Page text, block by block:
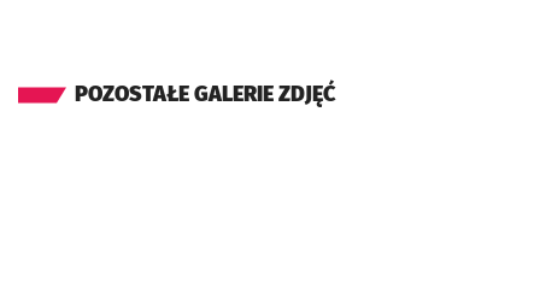
POZOSTAŁE GALERIE ZDJĘĆ